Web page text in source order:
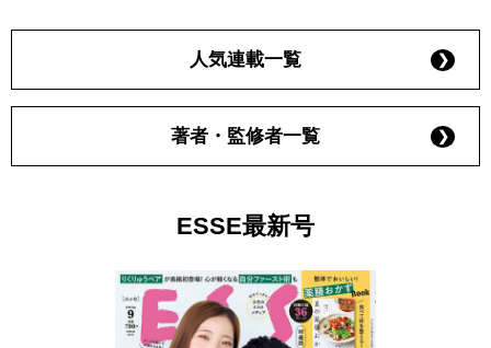
人気連載一覧
著者・監修者一覧
ESSE最新号